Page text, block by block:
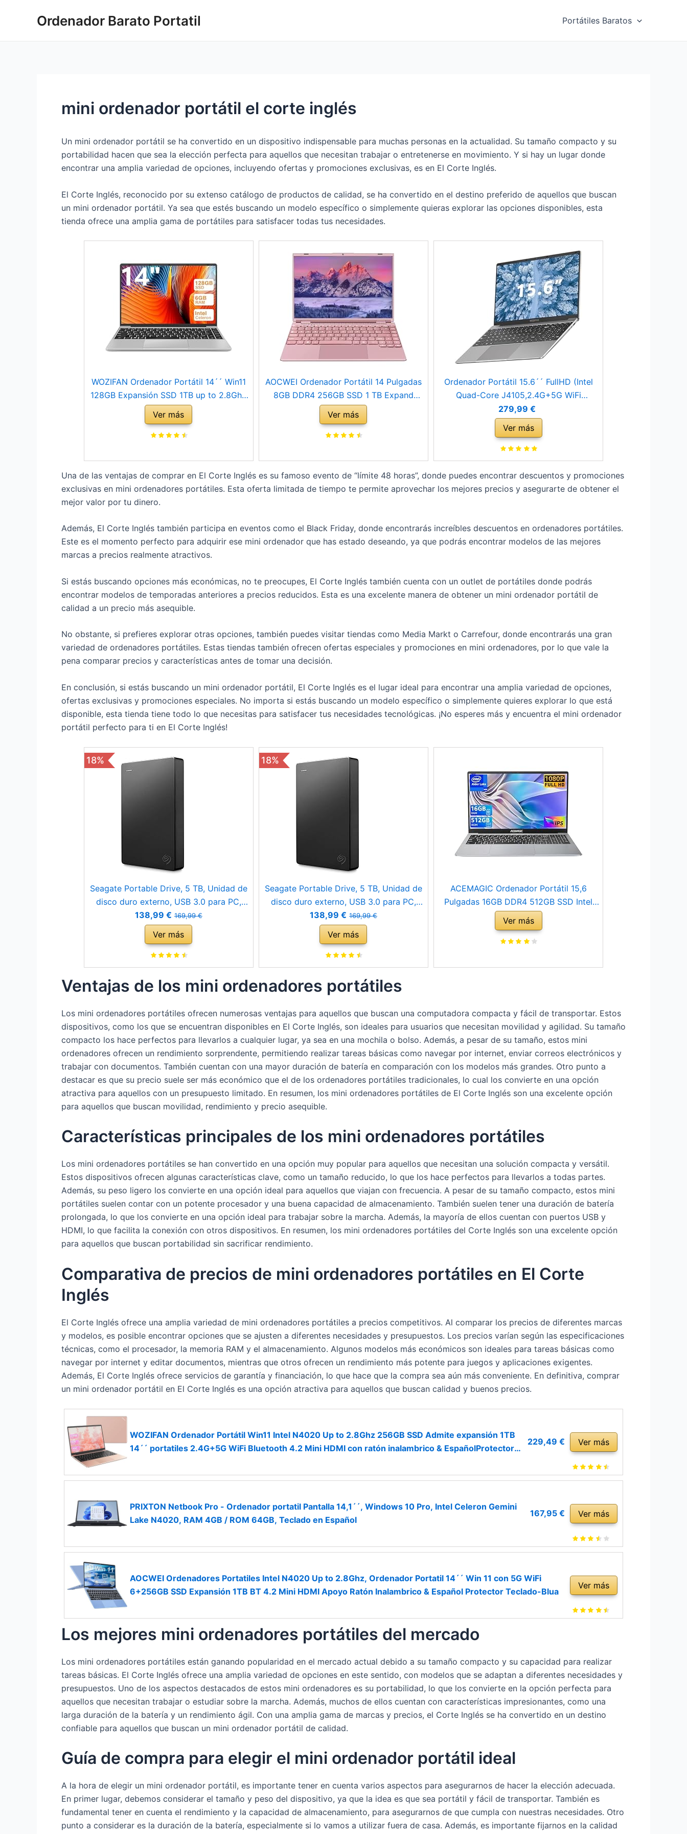
Ordenador Barato Portatil Portátiles Baratos
mini ordenador portátil el corte inglés
Un mini ordenador portátil se ha convertido en un dispositivo indispensable para muchas personas en la actualidad. Su tamaño compacto y su
portabilidad hacen que sea la elección perfecta para aquellos que necesitan trabajar o entretenerse en movimiento. Y si hay un lugar donde
encontrar una amplia variedad de opciones, incluyendo ofertas y promociones exclusivas, es en El Corte Inglés.
El Corte Inglés, reconocido por su extenso catálogo de productos de calidad, se ha convertido en el destino preferido de aquellos que buscan
un mini ordenador portátil. Ya sea que estés buscando un modelo específico o simplemente quieras explorar las opciones disponibles, esta
tienda ofrece una amplia gama de portátiles para satisfacer todas tus necesidades.
WOZIFAN Ordenador Portátil 14´´ Win11
128GB Expansión SSD 1TB up to 2.8Ghz
Intel N4020 Ligero Portátiles PC
2.4G+5G WiFi Bluetooth 4.2 HDMI con
ratón inalambrico & Pegatinas Teclado
Ver más
AOCWEI Ordenador Portátil 14 Pulgadas
8GB DDR4 256GB SSD 1 TB Expand
Celeron Intel N5095 (hasta 2.9Ghz)
Portátil Win 11 con Ventilador 1920 * 1200
2K FHD Pantalla Dual WiFi Compatibilidad
Ver más
Ordenador Portátil 15.6´´ FullHD (Intel
Quad-Core J4105,2.4G+5G WiFi
Bluetooth 4.2 Mini HDMI,256GB SSD
Admite expansión)Gris con ratón
inalambrico&Protector de Teclado
QWERTY Español
279,99 €
Ver más
Una de las ventajas de comprar en El Corte Inglés es su famoso evento de “límite 48 horas”, donde puedes encontrar descuentos y promociones
exclusivas en mini ordenadores portátiles. Esta oferta limitada de tiempo te permite aprovechar los mejores precios y asegurarte de obtener el
mejor valor por tu dinero.
Además, El Corte Inglés también participa en eventos como el Black Friday, donde encontrarás increíbles descuentos en ordenadores portátiles.
Este es el momento perfecto para adquirir ese mini ordenador que has estado deseando, ya que podrás encontrar modelos de las mejores
marcas a precios realmente atractivos.
Si estás buscando opciones más económicas, no te preocupes, El Corte Inglés también cuenta con un outlet de portátiles donde podrás
encontrar modelos de temporadas anteriores a precios reducidos. Esta es una excelente manera de obtener un mini ordenador portátil de
calidad a un precio más asequible.
No obstante, si prefieres explorar otras opciones, también puedes visitar tiendas como Media Markt o Carrefour, donde encontrarás una gran
variedad de ordenadores portátiles. Estas tiendas también ofrecen ofertas especiales y promociones en mini ordenadores, por lo que vale la
pena comparar precios y características antes de tomar una decisión.
En conclusión, si estás buscando un mini ordenador portátil, El Corte Inglés es el lugar ideal para encontrar una amplia variedad de opciones,
ofertas exclusivas y promociones especiales. No importa si estás buscando un modelo específico o simplemente quieres explorar lo que está
disponible, esta tienda tiene todo lo que necesitas para satisfacer tus necesidades tecnológicas. ¡No esperes más y encuentra el mini ordenador
portátil perfecto para ti en El Corte Inglés!
18%
Seagate Portable Drive, 5 TB, Unidad de
disco duro externo, USB 3.0 para PC,
ordenador portátil y Mac y 2 años de
servicios Rescue, Amazon Special Edition
(STGX5000400)
138,99 € 169,99 €
Ver más
18%
Seagate Portable Drive, 5 TB, Unidad de
disco duro externo, USB 3.0 para PC,
ordenador portátil y Mac y 2 años de
servicios Rescue, Amazon Special Edition
(STGX5000400)
138,99 € 169,99 €
Ver más
ACEMAGIC Ordenador Portátil 15,6
Pulgadas 16GB DDR4 512GB SSD Intel
N95(hasta 3.4Ghz) Portátil Expansión
2TB,1920 * 1080,BT5.0,5G
WiFi,Altavoz,micrófono,USB
Ver más
Ventajas de los mini ordenadores portátiles
Los mini ordenadores portátiles ofrecen numerosas ventajas para aquellos que buscan una computadora compacta y fácil de transportar. Estos
dispositivos, como los que se encuentran disponibles en El Corte Inglés, son ideales para usuarios que necesitan movilidad y agilidad. Su tamaño
compacto los hace perfectos para llevarlos a cualquier lugar, ya sea en una mochila o bolso. Además, a pesar de su tamaño, estos mini
ordenadores ofrecen un rendimiento sorprendente, permitiendo realizar tareas básicas como navegar por internet, enviar correos electrónicos y
trabajar con documentos. También cuentan con una mayor duración de batería en comparación con los modelos más grandes. Otro punto a
destacar es que su precio suele ser más económico que el de los ordenadores portátiles tradicionales, lo cual los convierte en una opción
atractiva para aquellos con un presupuesto limitado. En resumen, los mini ordenadores portátiles de El Corte Inglés son una excelente opción
para aquellos que buscan movilidad, rendimiento y precio asequible.
Características principales de los mini ordenadores portátiles
Los mini ordenadores portátiles se han convertido en una opción muy popular para aquellos que necesitan una solución compacta y versátil.
Estos dispositivos ofrecen algunas características clave, como un tamaño reducido, lo que los hace perfectos para llevarlos a todas partes.
Además, su peso ligero los convierte en una opción ideal para aquellos que viajan con frecuencia. A pesar de su tamaño compacto, estos mini
portátiles suelen contar con un potente procesador y una buena capacidad de almacenamiento. También suelen tener una duración de batería
prolongada, lo que los convierte en una opción ideal para trabajar sobre la marcha. Además, la mayoría de ellos cuentan con puertos USB y
HDMI, lo que facilita la conexión con otros dispositivos. En resumen, los mini ordenadores portátiles del Corte Inglés son una excelente opción
para aquellos que buscan portabilidad sin sacrificar rendimiento.
Comparativa de precios de mini ordenadores portátiles en El Corte
Inglés
El Corte Inglés ofrece una amplia variedad de mini ordenadores portátiles a precios competitivos. Al comparar los precios de diferentes marcas
y modelos, es posible encontrar opciones que se ajusten a diferentes necesidades y presupuestos. Los precios varían según las especificaciones
técnicas, como el procesador, la memoria RAM y el almacenamiento. Algunos modelos más económicos son ideales para tareas básicas como
navegar por internet y editar documentos, mientras que otros ofrecen un rendimiento más potente para juegos y aplicaciones exigentes.
Además, El Corte Inglés ofrece servicios de garantía y financiación, lo que hace que la compra sea aún más conveniente. En definitiva, comprar
un mini ordenador portátil en El Corte Inglés es una opción atractiva para aquellos que buscan calidad y buenos precios.
WOZIFAN Ordenador Portátil Win11 Intel N4020 Up to 2.8Ghz 256GB SSD Admite expansión 1TB
14´´ portatiles 2.4G+5G WiFi Bluetooth 4.2 Mini HDMI con ratón inalambrico & EspañolProtector
229,49 € Ver más
PRIXTON Netbook Pro - Ordenador portatil Pantalla 14,1´´, Windows 10 Pro, Intel Celeron Gemini
Lake N4020, RAM 4GB / ROM 64GB, Teclado en Español
167,95 € Ver más
AOCWEI Ordenadores Portatiles Intel N4020 Up to 2.8Ghz, Ordenador Portatil 14´´ Win 11 con 5G WiFi
6+256GB SSD Expansión 1TB BT 4.2 Mini HDMI Apoyo Ratón Inalambrico & Español Protector Teclado-Blua
Ver más
Los mejores mini ordenadores portátiles del mercado
Los mini ordenadores portátiles están ganando popularidad en el mercado actual debido a su tamaño compacto y su capacidad para realizar
tareas básicas. El Corte Inglés ofrece una amplia variedad de opciones en este sentido, con modelos que se adaptan a diferentes necesidades y
presupuestos. Uno de los aspectos destacados de estos mini ordenadores es su portabilidad, lo que los convierte en la opción perfecta para
aquellos que necesitan trabajar o estudiar sobre la marcha. Además, muchos de ellos cuentan con características impresionantes, como una
larga duración de la batería y un rendimiento ágil. Con una amplia gama de marcas y precios, el Corte Inglés se ha convertido en un destino
confiable para aquellos que buscan un mini ordenador portátil de calidad.
Guía de compra para elegir el mini ordenador portátil ideal
A la hora de elegir un mini ordenador portátil, es importante tener en cuenta varios aspectos para asegurarnos de hacer la elección adecuada.
En primer lugar, debemos considerar el tamaño y peso del dispositivo, ya que la idea es que sea portátil y fácil de transportar. También es
fundamental tener en cuenta el rendimiento y la capacidad de almacenamiento, para asegurarnos de que cumpla con nuestras necesidades. Otro
punto a considerar es la duración de la batería, especialmente si lo vamos a utilizar fuera de casa. Además, es importante fijarnos en la calidad